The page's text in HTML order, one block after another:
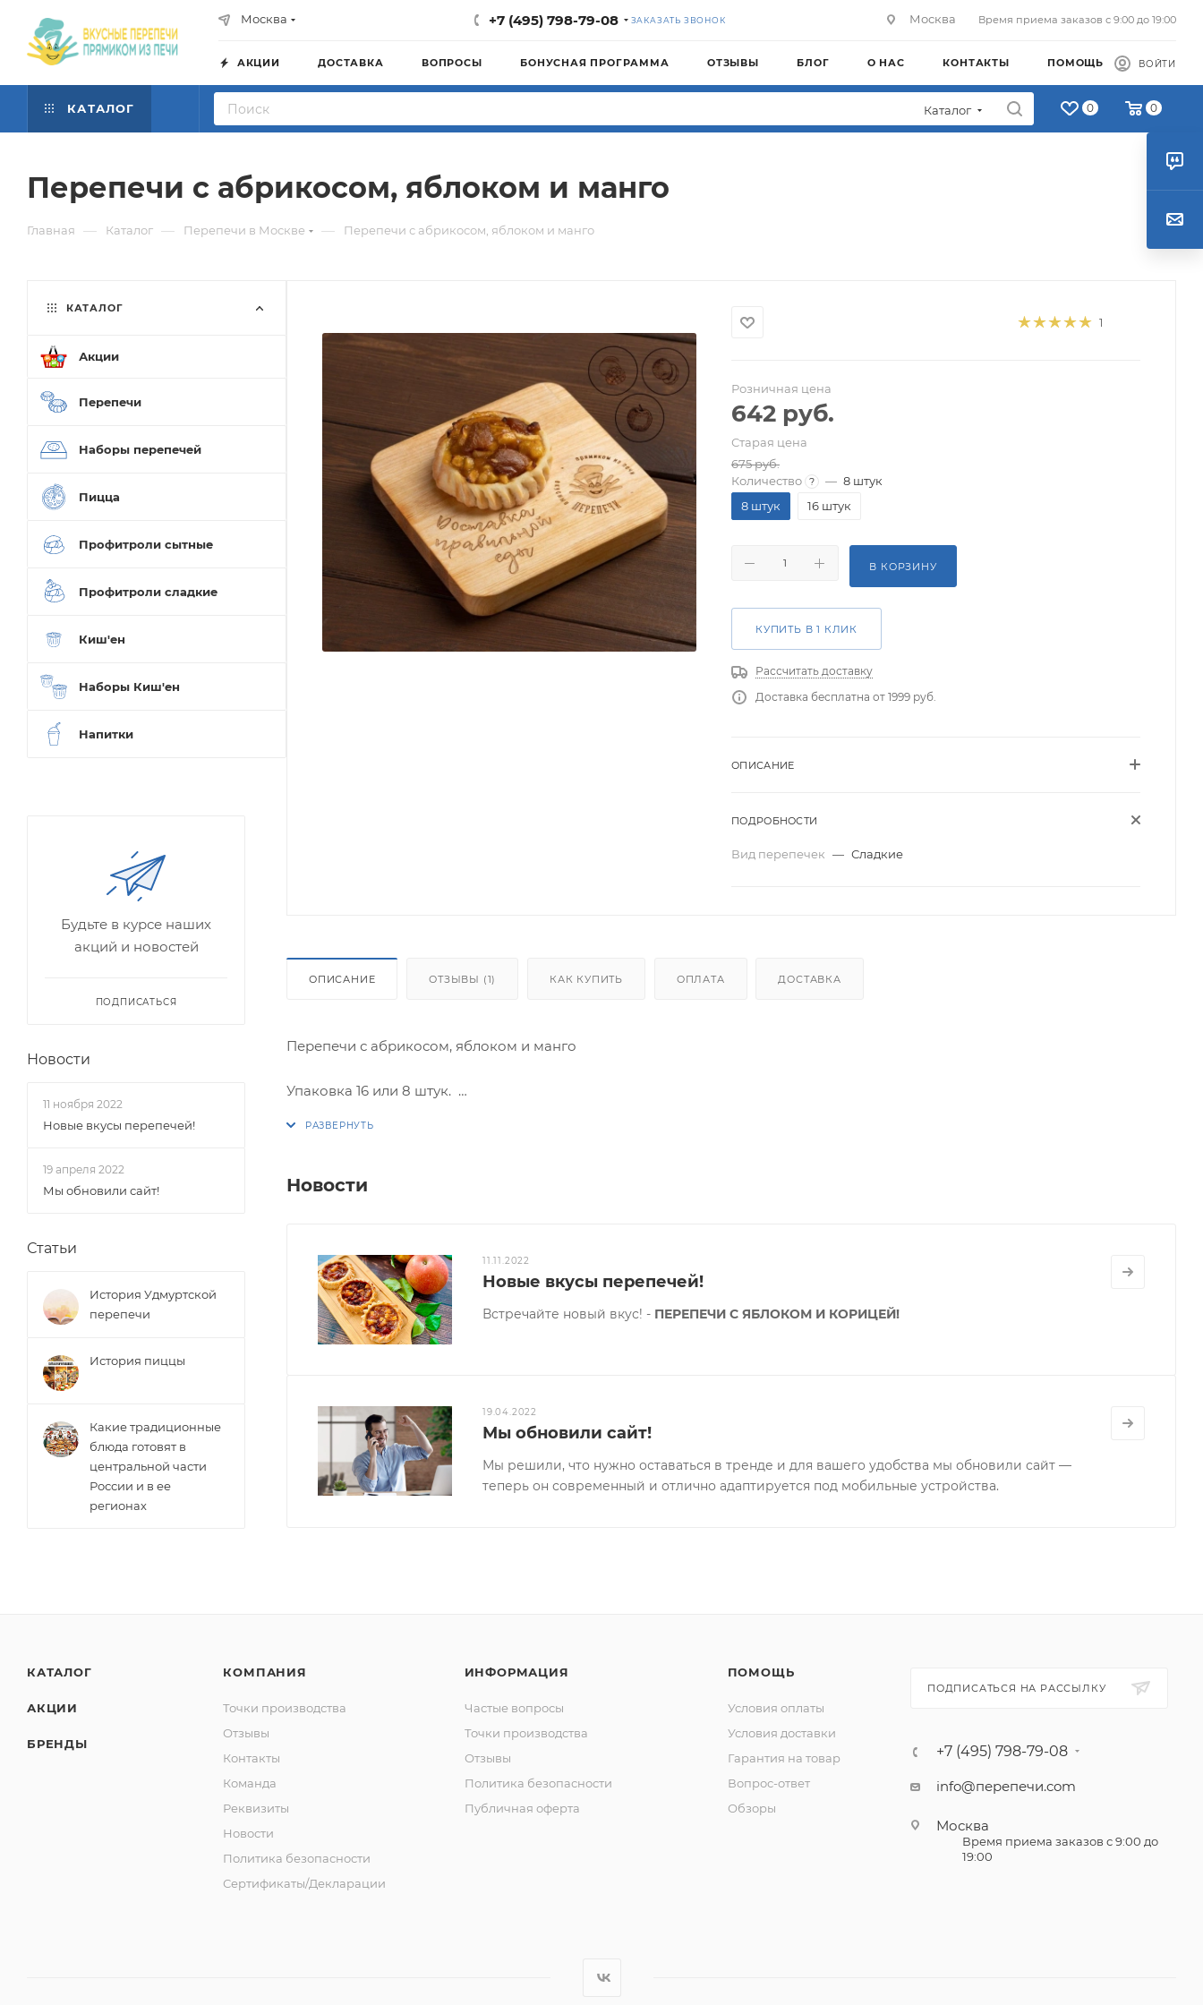
Москва +7 (495) 798-79-08 ЗАКАЗАТЬ ЗВОНОК Москва Время приема заказов с 9:00 до 19:00
АКЦИИ ДОСТАВКА ВОПРОСЫ БОНУСНАЯ ПРОГРАММА ОТЗЫВЫ БЛОГ О НАС КОНТАКТЫ ПОМОЩЬ ВОЙТИ
КАТАЛОГ Каталог 0 0
Перепечи с абрикосом, яблоком и манго
Главная — Каталог — Перепечи в Москве — Перепечи с абрикосом, яблоком и манго
1
Розничная цена
642 руб.
Старая цена
675руб.
Количество ? — 8 штук
8 штук
16 штук
В КОРЗИНУ
КУПИТЬ В 1 КЛИК
Рассчитать доставку
Доставка бесплатна от 1999 руб.
ОПИСАНИЕ
ПОДРОБНОСТИ
Вид перепечек — Сладкие
ОПИСАНИЕ ОТЗЫВЫ (1) КАК КУПИТЬ ОПЛАТА ДОСТАВКА
Перепечи с абрикосом, яблоком и манго
Упаковка 16 или 8 штук.
Вес коробки 8 штук: 400-425 гр.
248,31 кКал/100 гр
**Перечеркнутая цена является первоначальной, без учета действующей в настоящий момент скидки (спецпредложения)
Новости
11.11.2022
Новые вкусы перепечей!
Встречайте новый вкус! - ПЕРЕПЕЧИ С ЯБЛОКОМ И КОРИЦЕЙ!
19.04.2022
Мы обновили сайт!
Мы решили, что нужно оставаться в тренде и для вашего удобства мы обновили сайт —
теперь он современный и отлично адаптируется под мобильные устройства.
КАТАЛОГ
Акции
Перепечи
Наборы перепечей
Пицца
Профитроли сытные
Профитроли сладкие
Киш'ен
Наборы Киш'ен
Напитки
Будьте в курсе наших
акций и новостей
ПОДПИСАТЬСЯ
Новости
11 ноября 2022
Новые вкусы перепечей!
19 апреля 2022
Мы обновили сайт!
Статьи
История Удмуртской
перепечи
История пиццы
Какие традиционные
блюда готовят в
центральной части
России и в ее
регионах
КАТАЛОГ
АКЦИИ
БРЕНДЫ
КОМПАНИЯ
Точки производства
Отзывы
Контакты
Команда
Реквизиты
Новости
Политика безопасности
Сертификаты/Декларации
ИНФОРМАЦИЯ
Частые вопросы
Точки производства
Отзывы
Политика безопасности
Публичная оферта
ПОМОЩЬ
Условия оплаты
Условия доставки
Гарантия на товар
Вопрос-ответ
Обзоры
ПОДПИСАТЬСЯ НА РАССЫЛКУ
+7 (495) 798-79-08
info@перепечи.com
Москва
Время приема заказов с 9:00 до
19:00